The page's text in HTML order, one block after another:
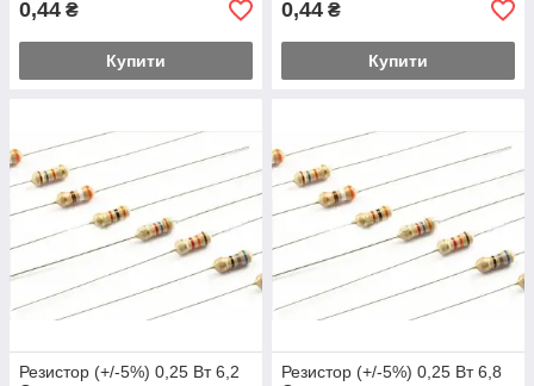
0,44 ₴
Купити
0,44 ₴
Купити
Резистор (+/-5%) 0,25 Вт 6,2
Резистор (+/-5%) 0,25 Вт 6,8